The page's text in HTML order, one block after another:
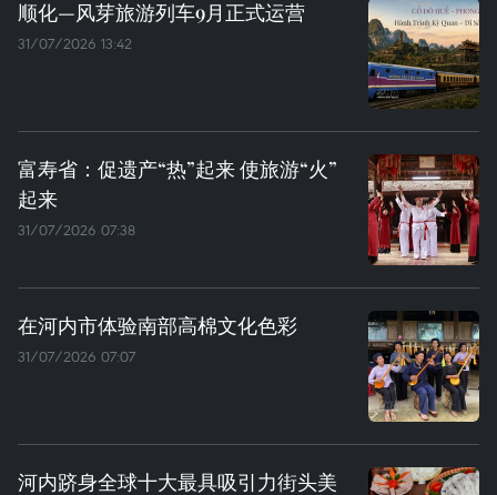
顺化—风芽旅游列车9月正式运营
31/07/2026 13:42
富寿省：促遗产“热”起来 使旅游“火”
起来
31/07/2026 07:38
在河内市体验南部高棉文化色彩
31/07/2026 07:07
河内跻身全球十大最具吸引力街头美